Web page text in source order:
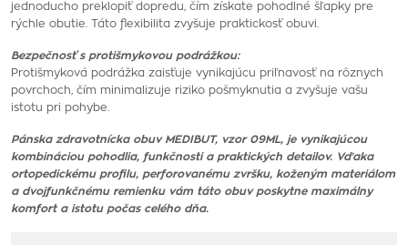
jednoducho preklopiť dopredu, čím získate pohodlné šľapky pre
rýchle obutie. Táto flexibilita zvyšuje praktickosť obuvi.
Bezpečnosť s protišmykovou podrážkou:
Protišmyková podrážka zaisťuje vynikajúcu priľnavosť na rôznych
povrchoch, čím minimalizuje riziko pošmyknutia a zvyšuje vašu
istotu pri pohybe.
Pánska zdravotnícka obuv MEDIBUT, vzor 09ML, je vynikajúcou
kombináciou pohodlia, funkčnosti a praktických detailov. Vďaka
ortopedickému profilu, perforovanému zvršku, koženým materiálom
a dvojfunkčnému remienku vám táto obuv poskytne maximálny
komfort a istotu počas celého dňa.